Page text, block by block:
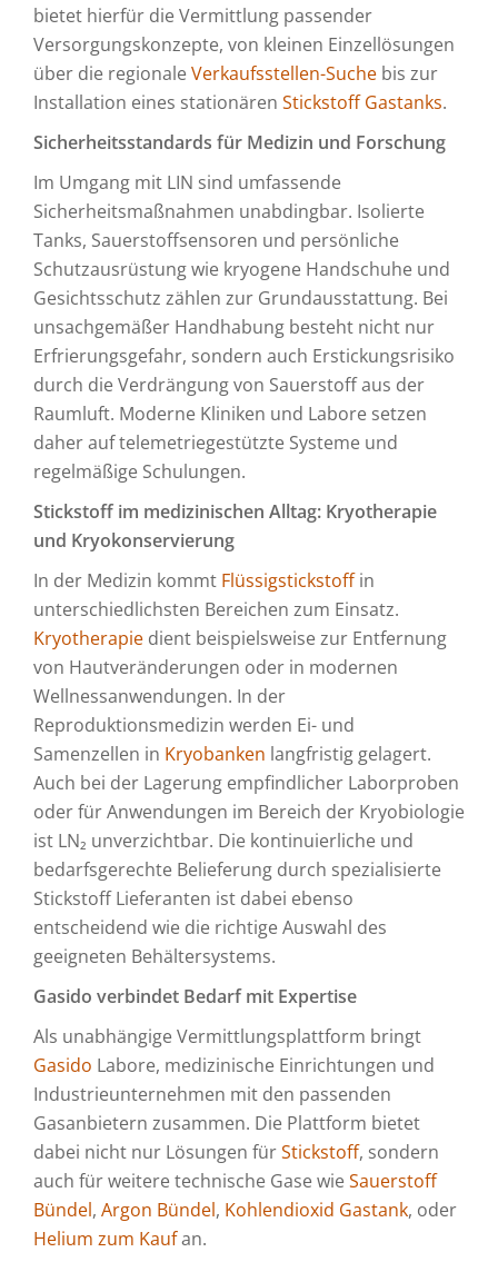
bietet hierfür die Vermittlung passender
Versorgungskonzepte, von kleinen Einzellösungen
über die regionaleVerkaufsstellen-Suche bis zur
Installation eines stationären Stickstoff Gastanks.
Sicherheitsstandards für Medizin und Forschung
Im Umgang mit LIN sind umfassende
Sicherheitsmaßnahmen unabdingbar. Isolierte
Tanks, Sauerstoffsensoren und persönliche
Schutzausrüstung wie kryogene Handschuhe und
Gesichtsschutz zählen zur Grundausstattung. Bei
unsachgemäßer Handhabung besteht nicht nur
Erfrierungsgefahr, sondern auch Erstickungsrisiko
durch die Verdrängung von Sauerstoff aus der
Raumluft. Moderne Kliniken und Labore setzen
daher auf telemetriegestützte Systeme und
regelmäßige Schulungen.
Stickstoff im medizinischen Alltag: Kryotherapie
und Kryokonservierung
In der Medizin kommt Flüssigstickstoffin
unterschiedlichsten Bereichen zum Einsatz.
Kryotherapie dient beispielsweise zur Entfernung
von Hautveränderungen oder in modernen
Wellnessanwendungen. In der
Reproduktionsmedizin werden Ei- und
Samenzellen in Kryobanken langfristig gelagert.
Auch bei der Lagerung empfindlicher Laborproben
oder für Anwendungen im Bereich der Kryobiologie
ist LN₂ unverzichtbar. Die kontinuierliche und
bedarfsgerechte Belieferung durch spezialisierte
Stickstoff Lieferanten ist dabei ebenso
entscheidend wie die richtige Auswahl des
geeigneten Behältersystems.
Gasido verbindet Bedarf mit Expertise
Als unabhängige Vermittlungsplattform bringt
Gasido Labore, medizinische Einrichtungen und
Industrieunternehmen mit den passenden
Gasanbietern zusammen. Die Plattform bietet
dabei nicht nur Lösungen fürStickstoff, sondern
auch für weitere technische Gase wieSauerstoff
Bündel, Argon Bündel, Kohlendioxid Gastank, oder
Helium zum Kaufan.